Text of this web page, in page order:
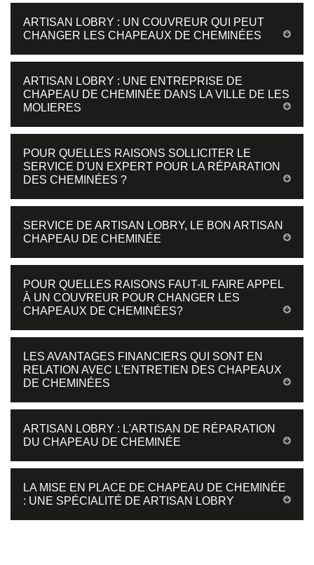
ARTISAN LOBRY : UN COUVREUR QUI PEUT
CHANGER LES CHAPEAUX DE CHEMINÉES
ARTISAN LOBRY : UNE ENTREPRISE DE
CHAPEAU DE CHEMINÉE DANS LA VILLE DE LES
MOLIERES
POUR QUELLES RAISONS SOLLICITER LE
SERVICE D'UN EXPERT POUR LA RÉPARATION
DES CHEMINÉES ?
SERVICE DE ARTISAN LOBRY, LE BON ARTISAN
CHAPEAU DE CHEMINÉE
POUR QUELLES RAISONS FAUT-IL FAIRE APPEL
À UN COUVREUR POUR CHANGER LES
CHAPEAUX DE CHEMINÉES?
LES AVANTAGES FINANCIERS QUI SONT EN
RELATION AVEC L'ENTRETIEN DES CHAPEAUX
DE CHEMINÉES
ARTISAN LOBRY : L'ARTISAN DE RÉPARATION
DU CHAPEAU DE CHEMINÉE
LA MISE EN PLACE DE CHAPEAU DE CHEMINÉE
: UNE SPÉCIALITÉ DE ARTISAN LOBRY